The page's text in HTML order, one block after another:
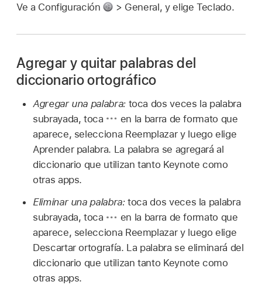
Ve a Configuración
> General, y elige Teclado.
Agregar y quitar palabras del
diccionario ortográfico
Agregar una palabra: toca dos veces la palabra
subrayada, toca
en la barra de formato que
aparece, selecciona Reemplazar y luego elige
Aprender palabra. La palabra se agregará al
diccionario que utilizan tanto Keynote como
otras apps.
Eliminar una palabra:toca dos veces la palabra
subrayada, toca
en la barra de formato que
aparece, selecciona Reemplazar y luego elige
Descartar ortografía. La palabra se eliminará del
diccionario que utilizan tanto Keynote como
otras apps.